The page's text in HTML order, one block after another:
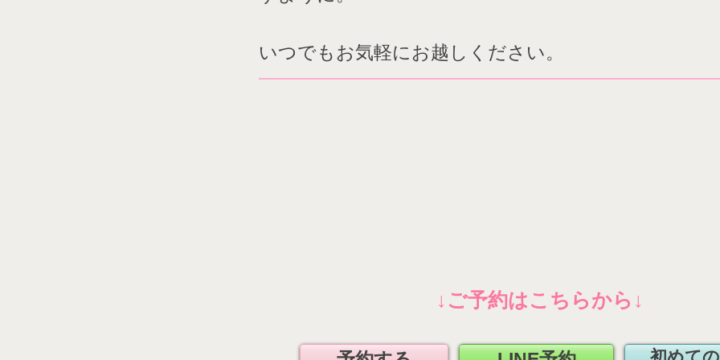
いつでもお気軽にお越しください。
​↓ご予約はこちらから↓